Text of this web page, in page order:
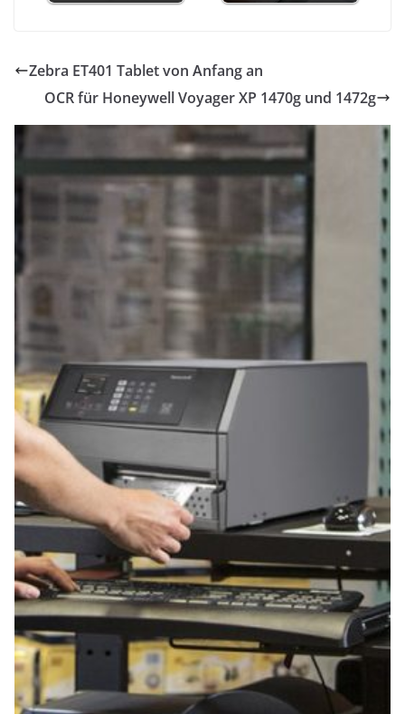
Zebra ET401 Tablet von Anfang an
OCR für Honeywell Voyager XP 1470g und 1472g